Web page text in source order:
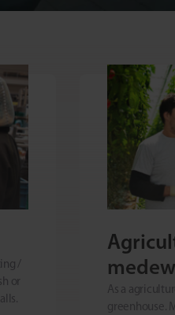
/
or
As a
greenhouse.